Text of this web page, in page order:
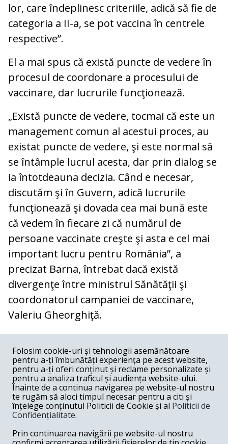
lor, care îndeplinesc criteriile, adică să fie de
categoria a II-a, se pot vaccina în centrele
respective”.
El a mai spus că există puncte de vedere în
procesul de coordonare a procesului de
vaccinare, dar lucrurile funcţionează.
„Există puncte de vedere, tocmai că este un
management comun al acestui proces, au
existat puncte de vedere, şi este normal să
se întâmple lucrul acesta, dar prin dialog se
ia întotdeauna decizia. Când e necesar,
discutăm şi în Guvern, adică lucrurile
funcţionează şi dovada cea mai bună este
că vedem în fiecare zi că numărul de
persoane vaccinate creşte şi asta e cel mai
important lucru pentru România”, a
precizat Barna, întrebat dacă există
divergenţe între ministrul Sănătăţii şi
coordonatorul campaniei de vaccinare,
Valeriu Gheorghiţă.
COMENTARII
Nume
Email
Folosim cookie-uri și tehnologii asemănătoare
pentru a-ți îmbunătăți experiența pe acest website,
pentru a-ți oferi conținut și reclame personalizate și
pentru a analiza traficul și audiența website-ului.
Înainte de a continua navigarea pe website-ul nostru
te rugăm să aloci timpul necesar pentru a citi și
înțelege conținutul Politicii de Cookie și al Politicii de
Confidențialitate.
Prin continuarea navigării pe website-ul nostru